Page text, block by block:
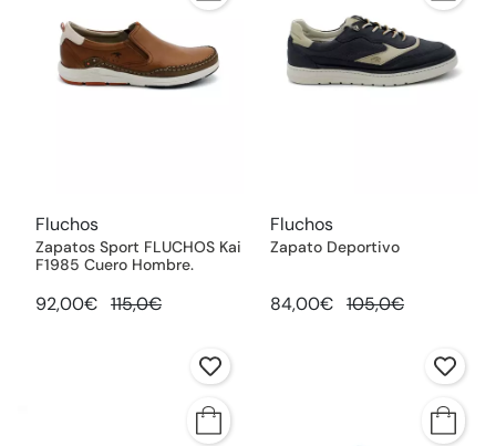
Fluchos
Zapatos Sport FLUCHOS Kai
F1985 Cuero Hombre.
92,00€ 115,0€
Fluchos
Zapato Deportivo
84,00€ 105,0€